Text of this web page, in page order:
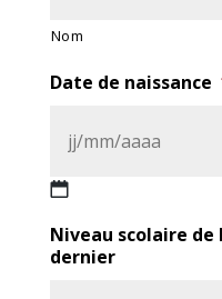
Nom
Date de naissance
slash
Niveau scolaire
dernier